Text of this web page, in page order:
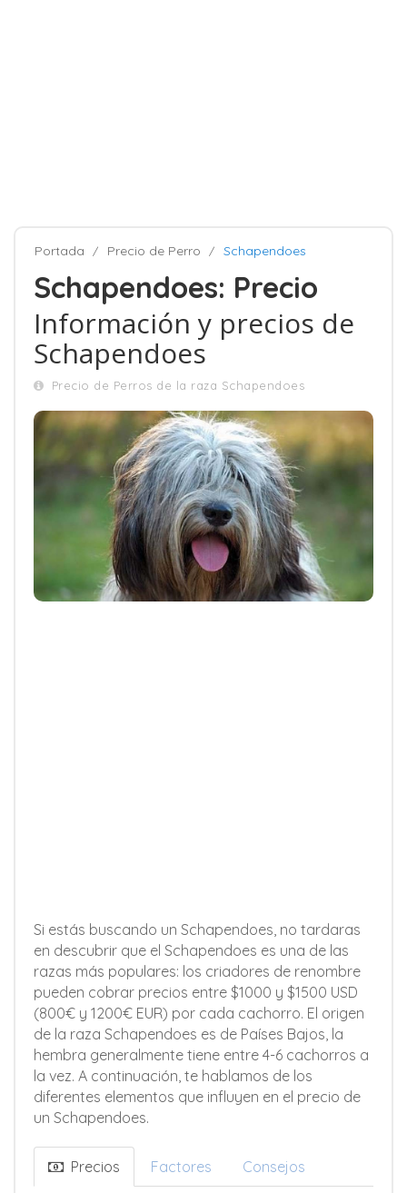
Portada Precio de Perro Schapendoes
Schapendoes: Precio
Información y precios de
Schapendoes
Precio de Perros de la raza Schapendoes
Si estás buscando un Schapendoes, no tardaras
en descubrir que el Schapendoes es una de las
razas más populares: los criadores de renombre
pueden cobrar precios entre $1000 y $1500 USD
(800€ y 1200€ EUR) por cada cachorro. El origen
de la raza Schapendoes es de Países Bajos, la
hembra generalmente tiene entre 4-6 cachorros a
la vez. A continuación, te hablamos de los
diferentes elementos que influyen en el precio de
un Schapendoes.
Precios Factores Consejos